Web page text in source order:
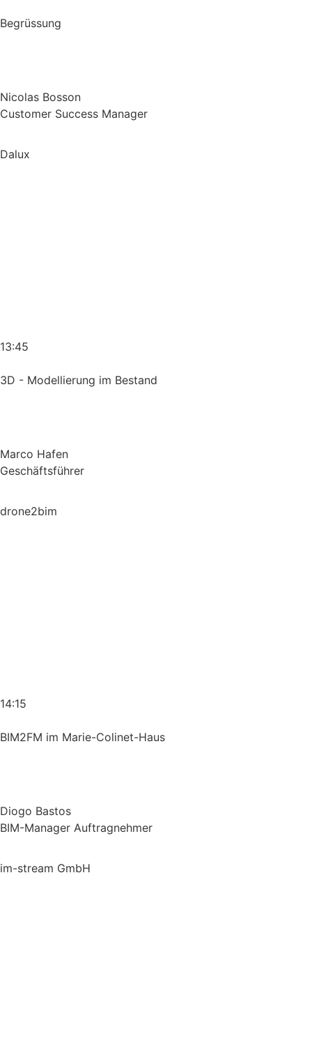
Begrüssung
Nicolas Bosson
Customer Success Manager
Dalux
13:45
3D - Modellierung im Bestand
Marco Hafen
Geschäftsführer
drone2bim
14:15
BIM2FM im Marie-Colinet-Haus
Diogo Bastos
BIM-Manager Auftragnehmer
im-stream GmbH